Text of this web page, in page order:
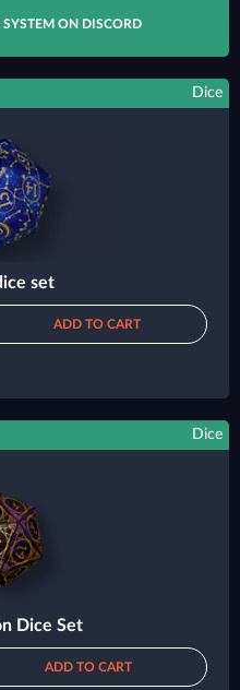
ON DISCORD
Dice
set
ADD TO CART
Dice
Dice Set
ADD TO CART